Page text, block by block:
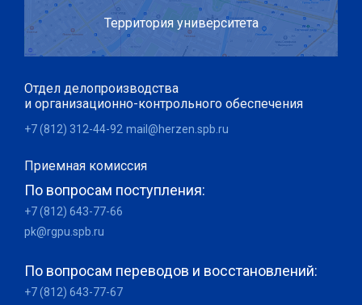
Территория университета
Отдел делопроизводства
и организационно-контрольного обеспечения
+7 (812) 312-44-92 mail@herzen.spb.ru
Приемная комиссия
По вопросам поступления:
+7 (812) 643-77-66
pk@rgpu.spb.ru
По вопросам переводов и восстановлений:
+7 (812) 643-77-67